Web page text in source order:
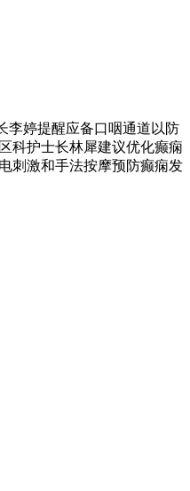
李婷提醒应备口咽通道以防
科护士长林犀建议优化癫痫
刺激和手法按摩预防癫痫发